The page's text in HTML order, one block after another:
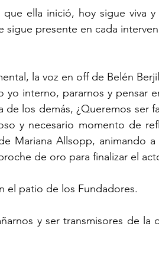
ella inició, hoy sigue viva y
sigue presente en cada
la voz en off de Belén
interno, pararnos y pensar
los demás, ¿Queremos ser
y necesario momento de
Mariana Allsopp, animando a
de oro para finalizar el
el patio de los Fundadores.
y ser transmisores de la